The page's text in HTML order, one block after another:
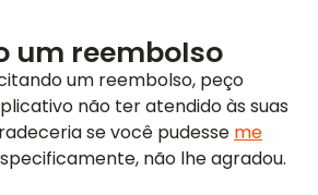
GERMANFRENCHSPANISHDUTCHITALIANPORTUGUESE
um reembolso
um reembolso, peço
não ter atendido às suas
se você pudesse me
não lhe agradou.